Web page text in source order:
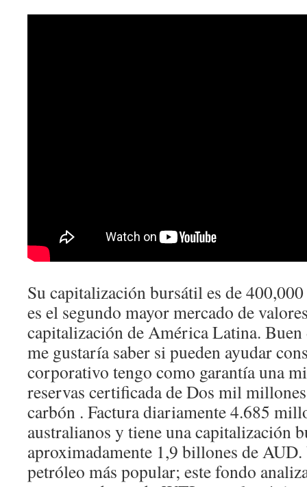
Su capitalización bursátil es de
es el segundo mayor mercado de
capitalización de América Latina.
me gustaría saber si pueden ayudar
corporativo tengo como garantía una
reservas certificada de Dos mil
carbón . Factura diariamente 4.685
australianos y tiene una capitalización
aproximadamente 1,9 billones de
petróleo más popular; este fondo